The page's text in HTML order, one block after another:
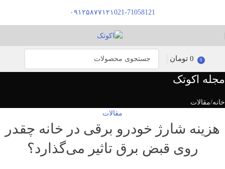
021-71058121 ۰۹۱۲۵۸۷۷۱۲۱
0
0 تومان
مجله اکوتک
خانه مقالات
مقالات
هزینه شارژ خودرو برقی در خانه چقدر
روی قبض برق تاثیر می‌گذارد؟